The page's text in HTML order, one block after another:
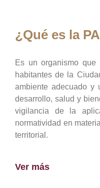
¿Qué es la
Es un organismo
habitantes de la
ambiente adecuado y
desarrollo, salud y
vigilancia de la
normatividad en
territorial.
Ver más